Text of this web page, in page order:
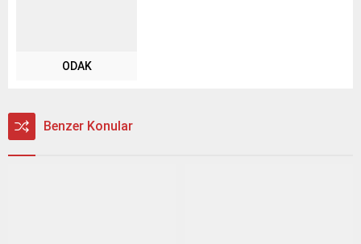
ODAK
Benzer Konular